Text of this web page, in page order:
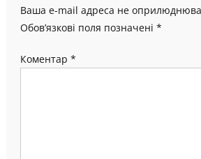
Ваша e-mail адреса не
Обов’язкові поля позначені *
Коментар *